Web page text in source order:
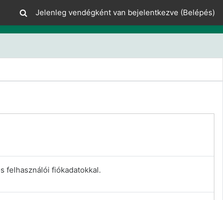
Jelenleg vendégként van bejelentkezve (Belépés)
felhasználói fiókadatokkal.